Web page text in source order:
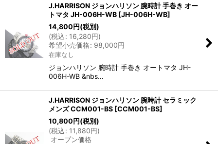
J.HARRISON ジョンハリソン 腕時計 手巻き オー
トマタ JH-006H-WB [JH-006H-WB]
14,800円(税別)
(税込: 16,280円)
希望小売価格: 98,000円
在庫なし
ジョンハリソン 腕時計 手巻き オートマタ JH-
006H-WB &nbs…
J.HARRISON ジョンハリソン 腕時計 セラミック
メンズ CCM001-BS [CCM001-BS]
10,800円(税別)
(税込: 11,880円)
オープン価格